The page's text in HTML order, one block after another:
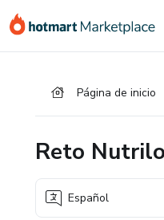
Página de inicio
Reto
Español